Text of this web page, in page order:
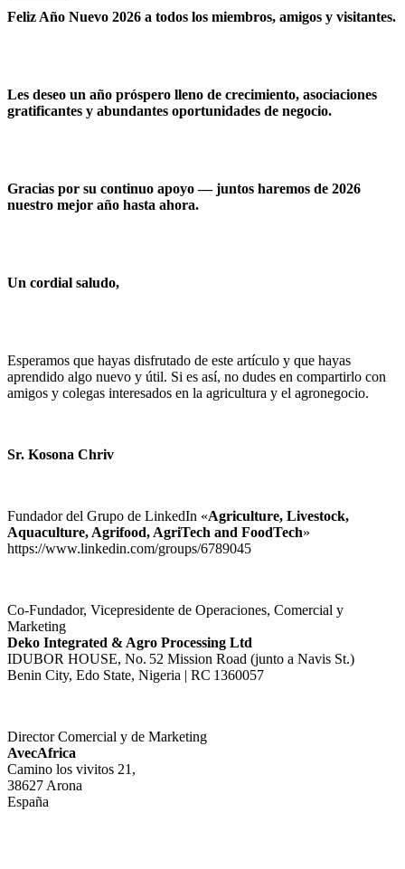
Feliz Año Nuevo 2026 a todos los miembros, amigos y visitantes.
Les deseo un año próspero lleno de crecimiento, asociaciones
gratificantes y abundantes oportunidades de negocio.
Gracias por su continuo apoyo — juntos haremos de 2026
nuestro mejor año hasta ahora.
Un cordial saludo,
Esperamos que hayas disfrutado de este artículo y que hayas
aprendido algo nuevo y útil. Si es así, no dudes en compartirlo con
amigos y colegas interesados en la agricultura y el agronegocio.
Sr. Kosona Chriv
Fundador del Grupo de LinkedIn «Agriculture, Livestock,
Aquaculture, Agrifood, AgriTech and FoodTech»
https://www.linkedin.com/groups/6789045
Co‑Fundador, Vicepresidente de Operaciones, Comercial y
Marketing
Deko Integrated & Agro Processing Ltd
IDUBOR HOUSE, No. 52 Mission Road (junto a Navis St.)
Benin City, Edo State, Nigeria | RC 1360057
Director Comercial y de Marketing
AvecAfrica
Camino los vivitos 21,
38627 Arona
España